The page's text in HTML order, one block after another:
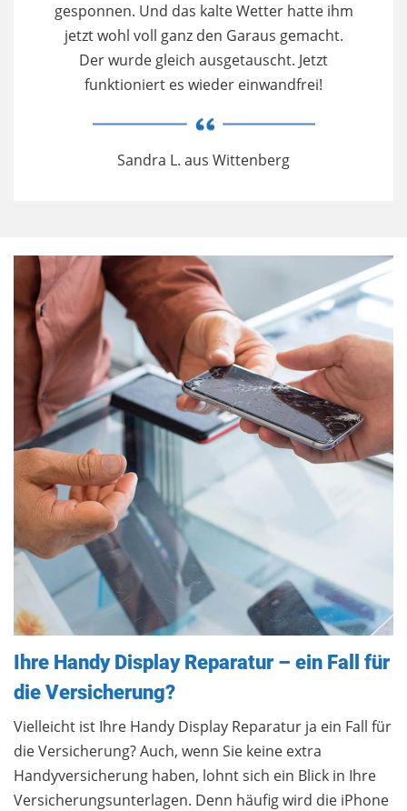
gesponnen. Und das kalte Wetter hatte ihm
jetzt wohl voll ganz den Garaus gemacht.
Der wurde gleich ausgetauscht. Jetzt
funktioniert es wieder einwandfrei!
Sandra L. aus Wittenberg
Ihre Handy Display Reparatur – ein Fall für
die Versicherung?
Vielleicht ist Ihre Handy Display Reparatur ja ein Fall für
die Versicherung? Auch, wenn Sie keine extra
Handyversicherung haben, lohnt sich ein Blick in Ihre
Versicherungsunterlagen. Denn häufig wird die iPhone